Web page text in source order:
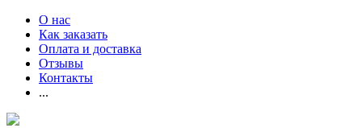
О нас
Как заказать
Оплата и доставка
Отзывы
Контакты
...